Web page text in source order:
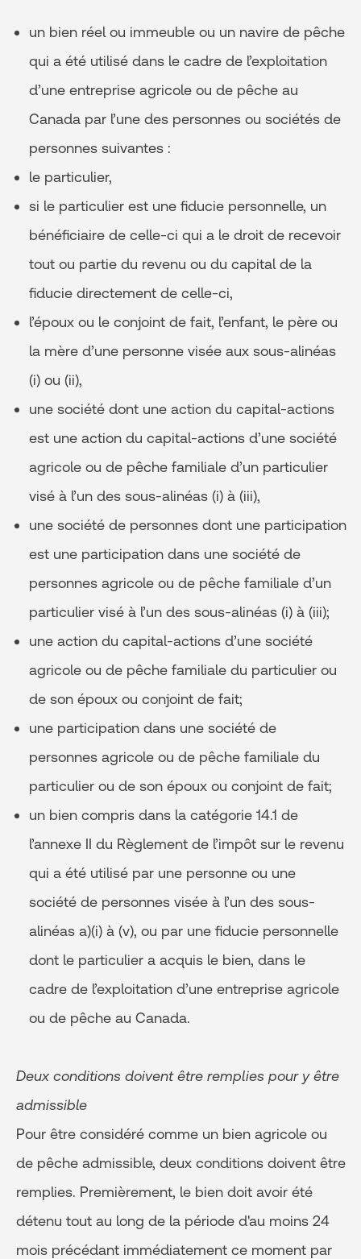
un bien réel ou immeuble ou un navire de pêche
qui a été utilisé dans le cadre de l’exploitation
d’une entreprise agricole ou de pêche au
Canada par l’une des personnes ou sociétés de
personnes suivantes :
le particulier,
si le particulier est une fiducie personnelle, un
bénéficiaire de celle-ci qui a le droit de recevoir
tout ou partie du revenu ou du capital de la
fiducie directement de celle-ci,
l’époux ou le conjoint de fait, l’enfant, le père ou
la mère d’une personne visée aux sous-alinéas
(i) ou (ii),
une société dont une action du capital-actions
est une action du capital-actions d’une société
agricole ou de pêche familiale d’un particulier
visé à l’un des sous-alinéas (i) à (iii),
une société de personnes dont une participation
est une participation dans une société de
personnes agricole ou de pêche familiale d’un
particulier visé à l’un des sous-alinéas (i) à (iii);
une action du capital-actions d’une société
agricole ou de pêche familiale du particulier ou
de son époux ou conjoint de fait;
une participation dans une société de
personnes agricole ou de pêche familiale du
particulier ou de son époux ou conjoint de fait;
un bien compris dans la catégorie 14.1 de
l’annexe II du Règlement de l’impôt sur le revenu
qui a été utilisé par une personne ou une
société de personnes visée à l’un des sous-
alinéas a)(i) à (v), ou par une fiducie personnelle
dont le particulier a acquis le bien, dans le
cadre de l’exploitation d’une entreprise agricole
ou de pêche au Canada.
Deux conditions doivent être remplies pour y être
admissible
Pour être considéré comme un bien agricole ou
de pêche admissible, deux conditions doivent être
remplies. Premièrement, le bien doit avoir été
détenu tout au long de la période d'au moins 24
mois précédant immédiatement ce moment par